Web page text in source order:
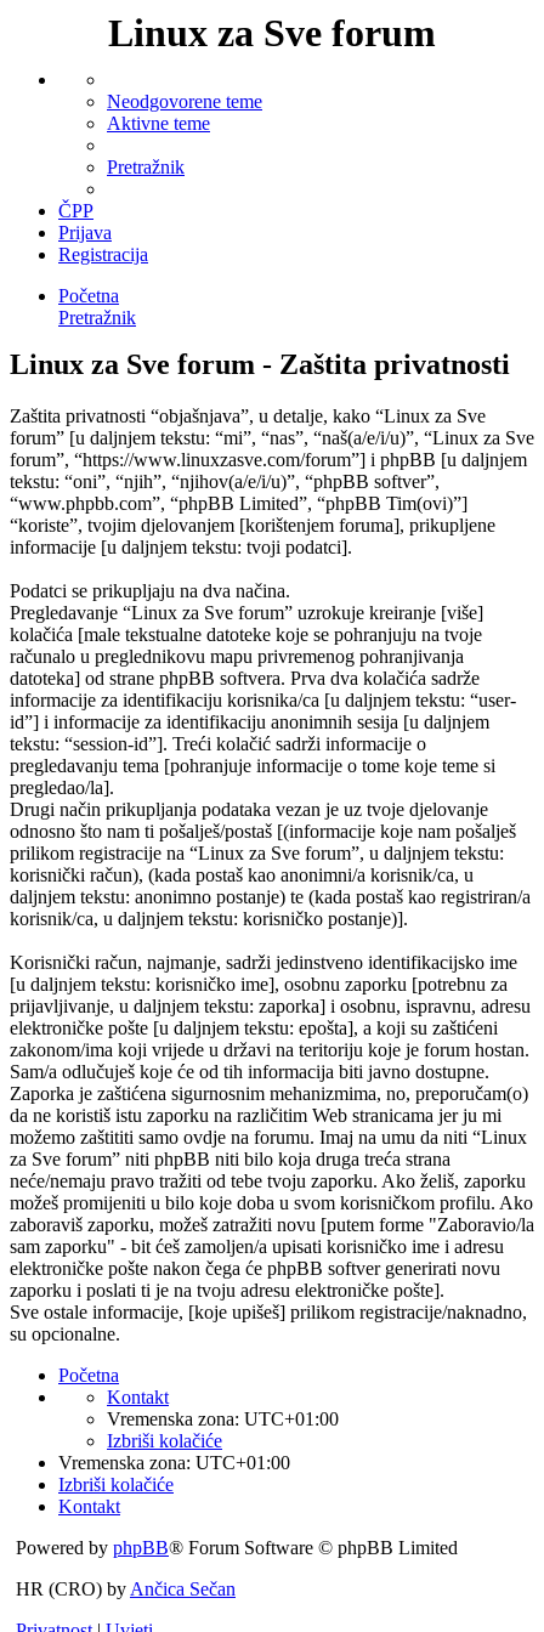
Linux za Sve forum
Neodgovorene teme
Aktivne teme
Pretražnik
ČPP
Prijava
Registracija
Početna
Pretražnik
Linux za Sve forum - Zaštita privatnosti
Zaštita privatnosti “objašnjava”, u detalje, kako “Linux za Sve
forum” [u daljnjem tekstu: “mi”, “nas”, “naš(a/e/i/u)”, “Linux za Sve
forum”, “https://www.linuxzasve.com/forum”] i phpBB [u daljnjem
tekstu: “oni”, “njih”, “njihov(a/e/i/u)”, “phpBB softver”,
“www.phpbb.com”, “phpBB Limited”, “phpBB Tim(ovi)”]
“koriste”, tvojim djelovanjem [korištenjem foruma], prikupljene
informacije [u daljnjem tekstu: tvoji podatci].
Podatci se prikupljaju na dva načina.
Pregledavanje “Linux za Sve forum” uzrokuje kreiranje [više]
kolačića [male tekstualne datoteke koje se pohranjuju na tvoje
računalo u preglednikovu mapu privremenog pohranjivanja
datoteka] od strane phpBB softvera. Prva dva kolačića sadrže
informacije za identifikaciju korisnika/ca [u daljnjem tekstu: “user-
id”] i informacije za identifikaciju anonimnih sesija [u daljnjem
tekstu: “session-id”]. Treći kolačić sadrži informacije o
pregledavanju tema [pohranjuje informacije o tome koje teme si
pregledao/la].
Drugi način prikupljanja podataka vezan je uz tvoje djelovanje
odnosno što nam ti pošalješ/postaš [(informacije koje nam pošalješ
prilikom registracije na “Linux za Sve forum”, u daljnjem tekstu:
korisnički račun), (kada postaš kao anonimni/a korisnik/ca, u
daljnjem tekstu: anonimno postanje) te (kada postaš kao registriran/a
korisnik/ca, u daljnjem tekstu: korisničko postanje)].
Korisnički račun, najmanje, sadrži jedinstveno identifikacijsko ime
[u daljnjem tekstu: korisničko ime], osobnu zaporku [potrebnu za
prijavljivanje, u daljnjem tekstu: zaporka] i osobnu, ispravnu, adresu
elektroničke pošte [u daljnjem tekstu: epošta], a koji su zaštićeni
zakonom/ima koji vrijede u državi na teritoriju koje je forum hostan.
Sam/a odlučuješ koje će od tih informacija biti javno dostupne.
Zaporka je zaštićena sigurnosnim mehanizmima, no, preporučam(o)
da ne koristiš istu zaporku na različitim Web stranicama jer ju mi
možemo zaštititi samo ovdje na forumu. Imaj na umu da niti “Linux
za Sve forum” niti phpBB niti bilo koja druga treća strana
neće/nemaju pravo tražiti od tebe tvoju zaporku. Ako želiš, zaporku
možeš promijeniti u bilo koje doba u svom korisničkom profilu. Ako
zaboraviš zaporku, možeš zatražiti novu [putem forme "Zaboravio/la
sam zaporku" - bit ćeš zamoljen/a upisati korisničko ime i adresu
elektroničke pošte nakon čega će phpBB softver generirati novu
zaporku i poslati ti je na tvoju adresu elektroničke pošte].
Sve ostale informacije, [koje upišeš] prilikom registracije/naknadno,
su opcionalne.
Početna
Kontakt
Vremenska zona: UTC+01:00
Izbriši kolačiće
Vremenska zona: UTC+01:00
Izbriši kolačiće
Kontakt
Powered by phpBB® Forum Software © phpBB Limited
HR (CRO) by Ančica Sečan